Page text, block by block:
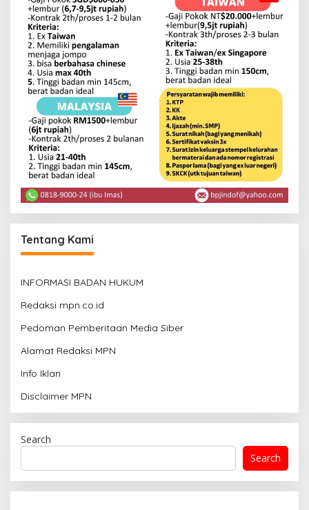
Tentang Kami
INFORMASI BADAN HUKUM
Redaksi mpn.co.id
Pedoman Pemberitaan Media Siber
Alamat Redaksi MPN
Info Iklan
Disclaimer MPN
Search
Search